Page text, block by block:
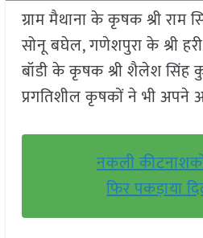
ग्राम मैथाना के कृषक श्री राम
सोनू बघेल, गणेशपुरा के श्री
बॉडी के कृषक श्री शैलेश सिंह
प्रगतिशील कृषकों ने भी अपने
नकली कीटनाशकों
फिर पकड़ाया